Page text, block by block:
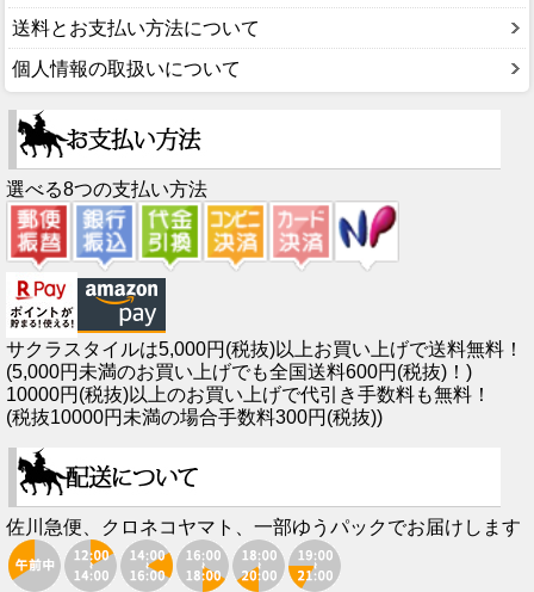
送料とお支払い方法について
個人情報の取扱いについて
選べる8つの支払い方法
サクラスタイルは5,000円(税抜)以上お買い上げで送料無料！
(5,000円未満のお買い上げでも全国送料600円(税抜)！)
10000円(税抜)以上のお買い上げで代引き手数料も無料！
(税抜10000円未満の場合手数料300円(税抜))
佐川急便、クロネコヤマト、一部ゆうパックでお届けします